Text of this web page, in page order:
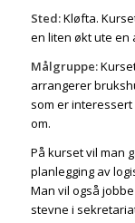
Sted:Kløfta.
en liten økt ute en
Målgruppe:
arrangerer
som er
om.
På kurset vil man
planlegging av
Man vil også
stevne i